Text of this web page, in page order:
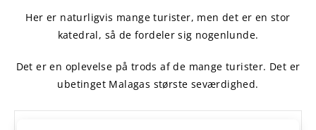
Her er naturligvis mange turister, men det er en stor
katedral, så de fordeler sig nogenlunde.
Det er en oplevelse på trods af de mange turister. Det er
ubetinget Malagas største seværdighed.